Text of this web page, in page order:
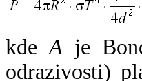
kdeA je
odrazivosti)